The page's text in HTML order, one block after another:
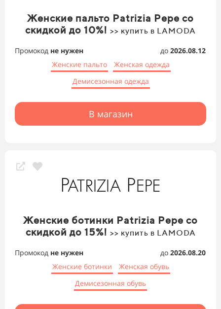
Женские пальто Patrizia Pepe со
скидкой до 10%! >> купить в LAMODA
Промокод не нужен до 2026.08.12
Женские пальто
Женская одежда
Демисезонная одежда
В магазин
Женские ботинки Patrizia Pepe со
скидкой до 15%! >> купить в LAMODA
Промокод не нужен до 2026.08.20
Женские ботинки
Женская обувь
Демисезонная обувь